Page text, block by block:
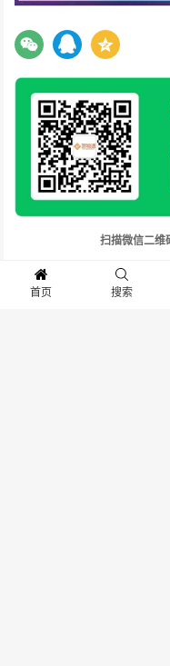
扫描微信二维
版权声明:本文由 游物语官方网站
首页 搜索